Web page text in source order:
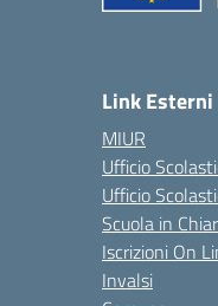
Link Esterni
MIUR
Ufficio
Ufficio
Scuola in
Iscrizioni On
Invalsi